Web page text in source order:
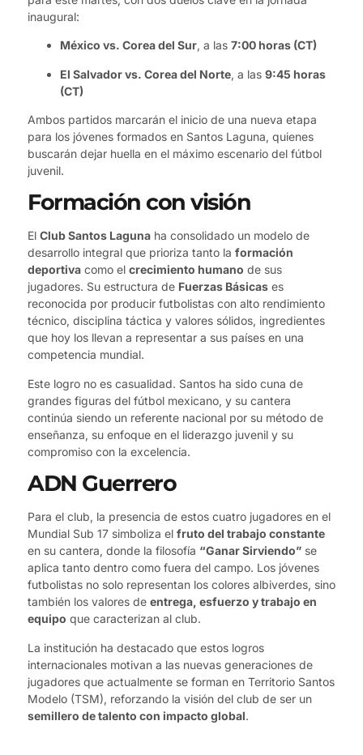
inaugural:
México vs. Corea del Sur, a las 7:00 horas (CT)
El Salvador vs. Corea del Norte, a las 9:45 horas
(CT)
Ambos partidos marcarán el inicio de una nueva etapa
para los jóvenes formados en Santos Laguna, quienes
buscarán dejar huella en el máximo escenario del fútbol
juvenil.
Formación con visión
El Club Santos Laguna ha consolidado un modelo de
desarrollo integral que prioriza tanto la formación
deportiva como el crecimiento humano de sus
jugadores. Su estructura de Fuerzas Básicas es
reconocida por producir futbolistas con alto rendimiento
técnico, disciplina táctica y valores sólidos, ingredientes
que hoy los llevan a representar a sus países en una
competencia mundial.
Este logro no es casualidad. Santos ha sido cuna de
grandes figuras del fútbol mexicano, y su cantera
continúa siendo un referente nacional por su método de
enseñanza, su enfoque en el liderazgo juvenil y su
compromiso con la excelencia.
ADN Guerrero
Para el club, la presencia de estos cuatro jugadores en el
Mundial Sub 17 simboliza el fruto del trabajo constante
en su cantera, donde la filosofía “Ganar Sirviendo” se
aplica tanto dentro como fuera del campo. Los jóvenes
futbolistas no solo representan los colores albiverdes, sino
también los valores de entrega, esfuerzo y trabajo en
equipo que caracterizan al club.
La institución ha destacado que estos logros
internacionales motivan a las nuevas generaciones de
jugadores que actualmente se forman en Territorio Santos
Modelo (TSM), reforzando la visión del club de ser un
semillero de talento con impacto global.